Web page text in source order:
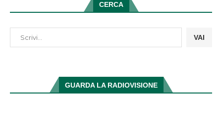
CERCA
VAI
GUARDA LA RADIOVISIONE